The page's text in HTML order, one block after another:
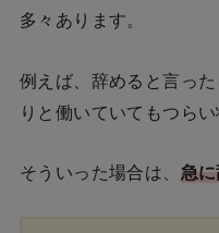
多々あります。
例えば、辞めると言っ
りと働いていてもつら
そういった場合は、 急